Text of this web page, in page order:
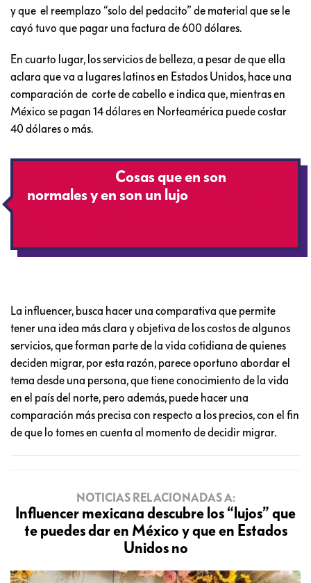
y que el reemplazo “solo del pedacito” de material que se le
cayó tuvo que pagar una factura de 600 dólares.
En cuarto lugar, los servicios de belleza, a pesar de que ella
aclara que va a lugares latinos en Estados Unidos, hace una
comparación de corte de cabello e indica que, mientras en
México se pagan 14 dólares en Norteamérica puede costar
40 dólares o más.
Cosas que en son
normales y en son un lujo
La influencer, busca hacer una comparativa que permite
tener una idea más clara y objetiva de los costos de algunos
servicios, que forman parte de la vida cotidiana de quienes
deciden migrar, por esta razón, parece oportuno abordar el
tema desde una persona, que tiene conocimiento de la vida
en el país del norte, pero además, puede hacer una
comparación más precisa con respecto a los precios, con el fin
de que lo tomes en cuenta al momento de decidir migrar.
NOTICIAS RELACIONADAS A:
Influencer mexicana descubre los “lujos” que
te puedes dar en México y que en Estados
Unidos no